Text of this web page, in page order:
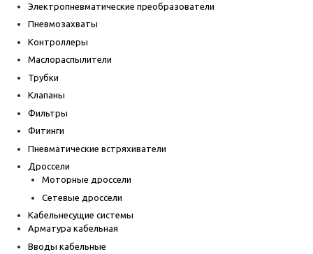
Электропневматические преобразователи
Пневмозахваты
Контроллеры
Маслораспылители
Трубки
Клапаны
Фильтры
Фитинги
Пневматические встряхиватели
Дроссели
Моторные дроссели
Сетевые дроссели
Кабельнесущие системы
Арматура кабельная
Вводы кабельные